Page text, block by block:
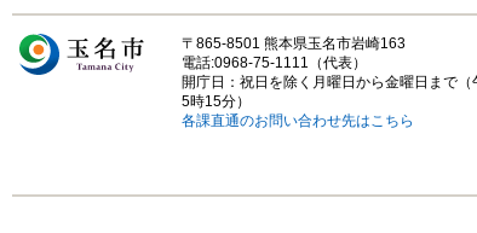
〒865-8501 熊本県玉名市岩崎163
電話:0968-75-1111（代表）
開庁日：祝日を除く月曜日から金曜日まで
5時15分）
各課直通のお問い合わせ先はこちら